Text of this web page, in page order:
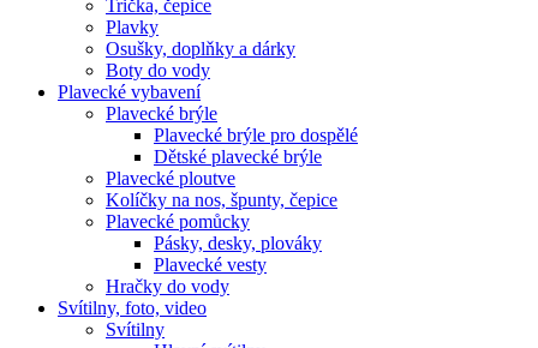
Trička, čepice
Plavky
Osušky, doplňky a dárky
Boty do vody
Plavecké vybavení
Plavecké brýle
Plavecké brýle pro dospělé
Dětské plavecké brýle
Plavecké ploutve
Kolíčky na nos, špunty, čepice
Plavecké pomůcky
Pásky, desky, plováky
Plavecké vesty
Hračky do vody
Svítilny, foto, video
Svítilny